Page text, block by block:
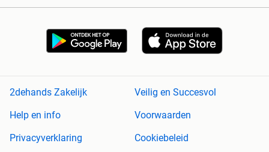
2dehands Zakelijk
Veilig en Succesvol
Help en info
Voorwaarden
Privacyverklaring
Cookiebeleid